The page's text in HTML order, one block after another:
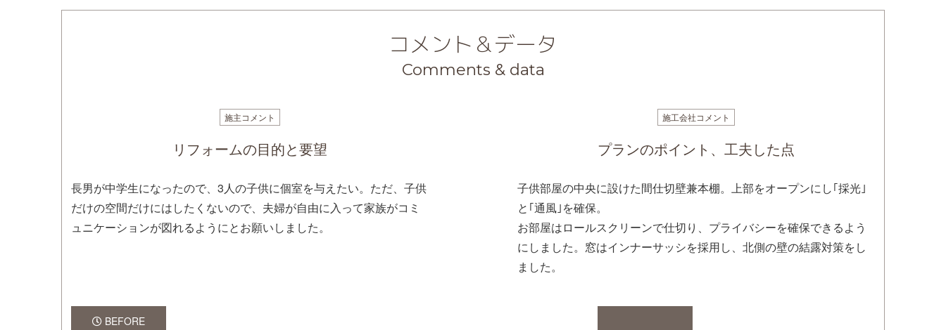
コメント＆データ
Comments & data
施主コメント
リフォームの目的と要望
長男が中学生になったので、3人の子供に個室を与えたい。ただ、子供
だけの空間だけにはしたくないので、夫婦が自由に入って家族がコミ
ュニケーションが図れるようにとお願いしました。
施工会社コメント
プランのポイント、工夫した点
子供部屋の中央に設けた間仕切壁兼本棚。上部をオープンにし｢採光｣
と｢通風｣を確保。
お部屋はロールスクリーンで仕切り、プライバシーを確保できるよう
にしました。窓はインナーサッシを採用し、北側の壁の結露対策をし
ました。
BEFORE